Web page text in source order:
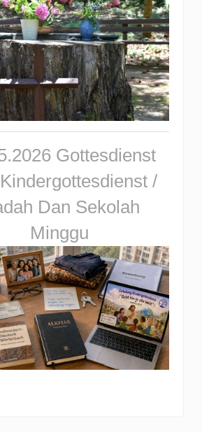
Gottesdienst
/
Dan Sekolah
Minggu